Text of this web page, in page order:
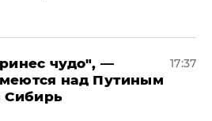
чудо", —
над Путиным
Сибирь
17:37